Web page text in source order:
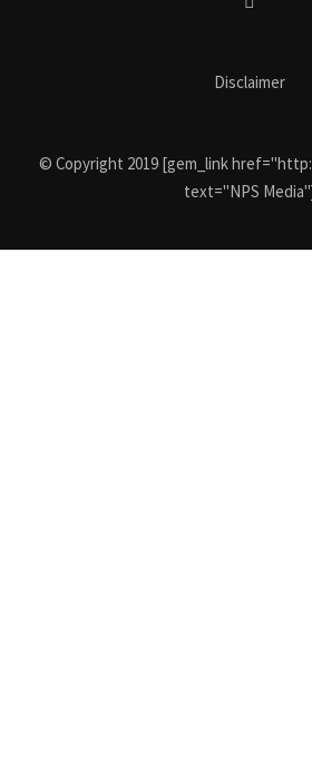
Disclaimer
© Copyright 2019 [gem_link
text="NPS